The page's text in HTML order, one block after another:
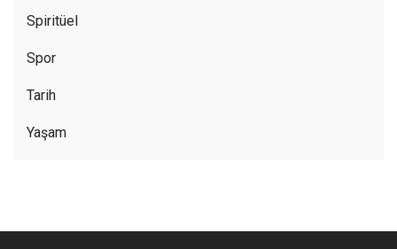
Spiritüel
Spor
Tarih
Yaşam